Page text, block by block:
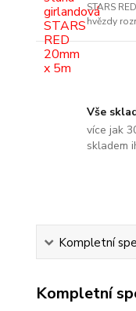
STARS
hvězdy
Vše
více jak
skladem
Kompletní
Kompletní